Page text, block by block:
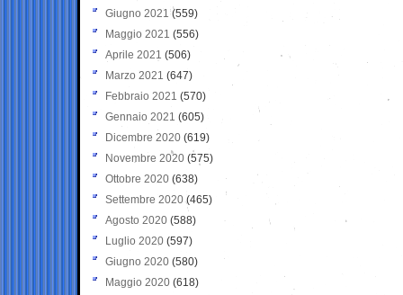
Giugno 2021(559)
Maggio 2021 (556)
Aprile 2021 (506)
Marzo 2021 (647)
Febbraio 2021 (570)
Gennaio 2021 (605)
Dicembre 2020 (619)
Novembre 2020 (575)
Ottobre 2020 (638)
Settembre 2020(465)
Agosto 2020 (588)
Luglio 2020 (597)
Giugno 2020 (580)
Maggio 2020 (618)